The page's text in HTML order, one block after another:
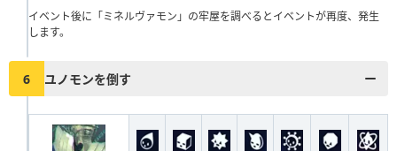
イベント後に「ミネルヴァモン」の牢屋を調べるとイベントが再度、発生
します。
6 ユノモンを倒す